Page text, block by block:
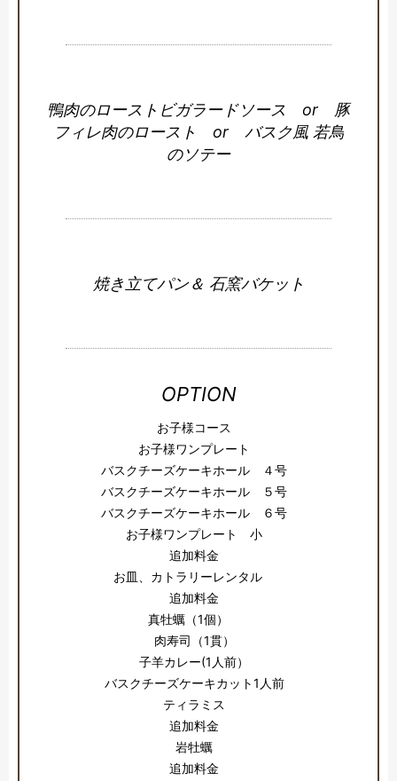
鴨肉のローストビガラードソース or 豚
フィレ肉のロースト or バスク風 若鳥
のソテー
焼き立てパン＆ 石窯バケット
OPTION
お子様コース
お子様ワンプレート
バスクチーズケーキホール ４号
バスクチーズケーキホール ５号
バスクチーズケーキホール ６号
お子様ワンプレート 小
追加料金
お皿、カトラリーレンタル
追加料金
真牡蠣（1個）
肉寿司（1貫）
子羊カレー(1人前）
バスクチーズケーキカット1人前
ティラミス
追加料金
岩牡蠣
追加料金